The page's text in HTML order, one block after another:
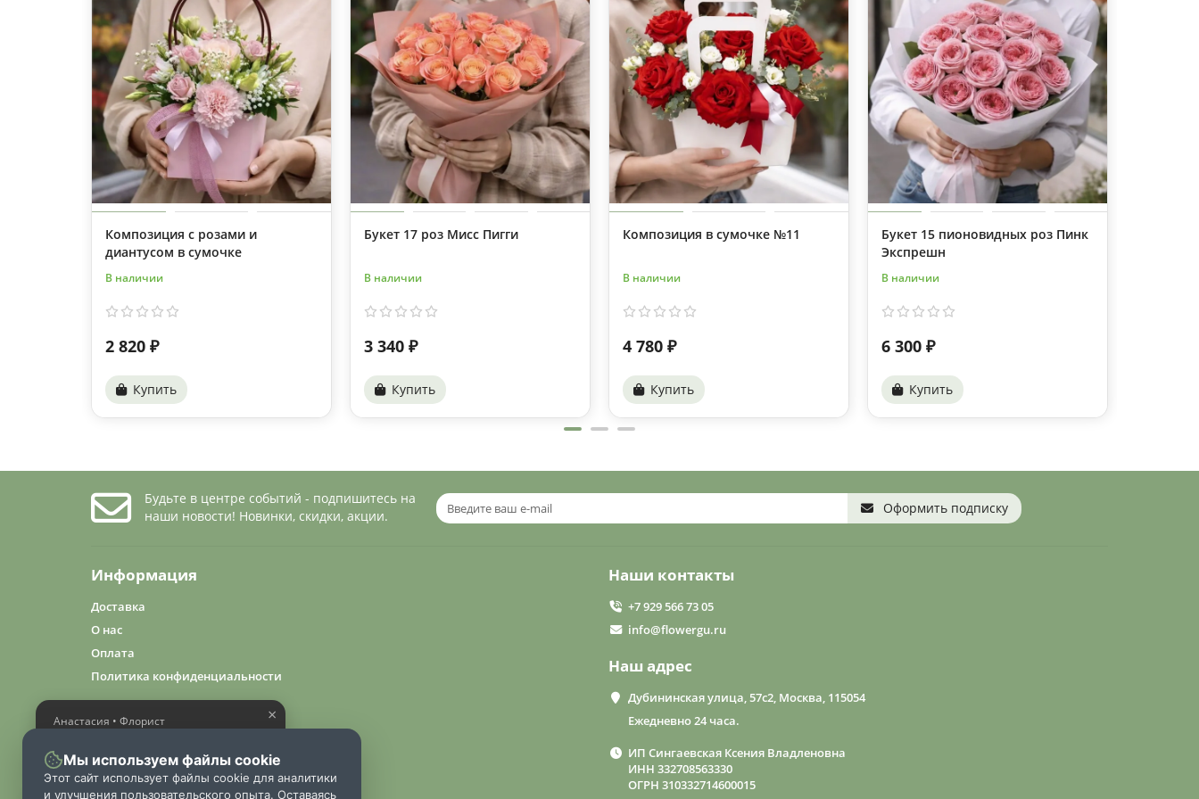
Композиция с розами и
диантусом в сумочке
В наличии
2 820 ₽
Купить
Букет 17 роз Мисс Пигги
В наличии
3 340 ₽
Купить
Композиция в сумочке №11
В наличии
4 780 ₽
Купить
Букет 15 пионовидных роз Пинк
Экспрешн
В наличии
6 300 ₽
Купить
Будьте в центре событий - подпишитесь на
наши новости! Новинки, скидки, акции.
Оформить подписку
Информация
Доставка
О нас
Оплата
Политика конфиденциальности
Наши контакты
+7 929 566 73 05
info@flowergu.ru
Наш адрес
Дубининская улица, 57с2, Москва, 115054
Ежедневно 24 часа.
ИП Сингаевская Ксения Владленовна
ИНН 332708563330
ОГРН 310332714600015
×
Анастасия • Флорист
букет
Мы используем файлы cookie
Этот сайт использует файлы cookie для аналитики
и улучшения пользовательского опыта. Оставаясь